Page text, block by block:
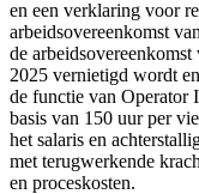
en een verklaring voor
arbeidsovereenkomst
de
2025 vernietigd wordt
de functie van Operator
basis van 150 uur per
het salaris en
met terugwerkende
en proceskosten.